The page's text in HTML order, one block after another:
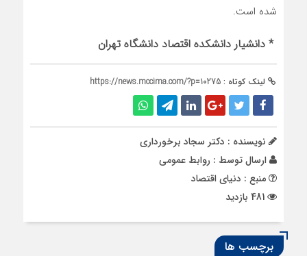
شده است.
* دانشیار دانشکده اقتصاد دانشگاه تهران
لینک کوتاه : https://news.mccima.com/?p=10275
نویسنده : دکتر سجاد برخورداری
ارسال توسط : روابط عمومی
منبع : دنیای اقتصاد
برچسب ها